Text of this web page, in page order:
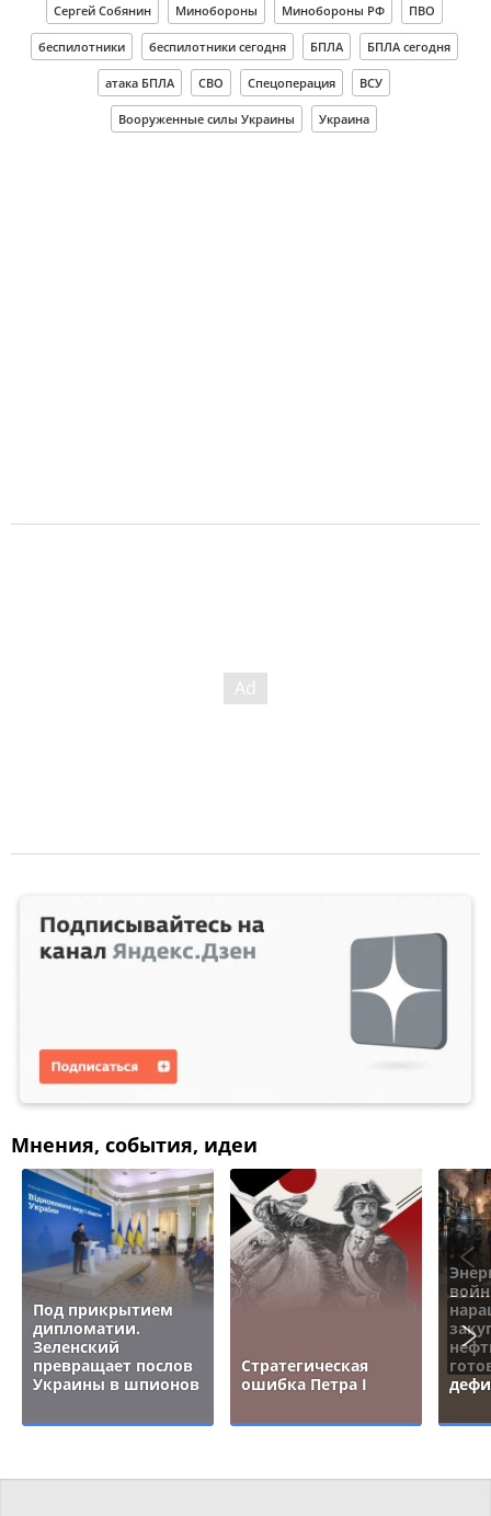
Сергей Собянин Минобороны Минобороны РФ ПВО
беспилотники беспилотники сегодня БПЛА БПЛА сегодня
атака БПЛА СВО Спецоперация ВСУ
Вооруженные силы Украины Украина
Мнения, события, идеи
Под прикрытием
дипломатии.
Зеленский
превращает послов
Украины в шпионов
Стратегическая
ошибка Петра I